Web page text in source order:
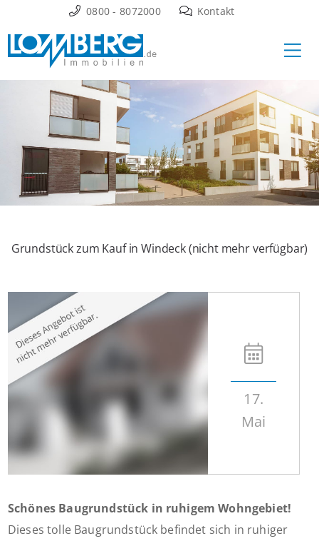
Inhalt
springen
0800 - 8072000 Kontakt
Grundstück zum Kauf in Windeck (nicht mehr verfügbar)
17.
Mai
Schönes Baugrundstück in ruhigem Wohngebiet!
Dieses tolle Baugrundstück befindet sich in ruhiger